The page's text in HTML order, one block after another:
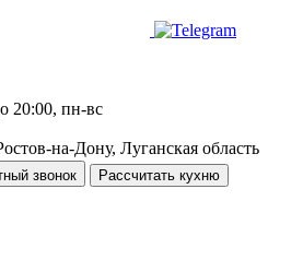
20:00, пн-вс
на-Дону, Луганская область
звонок Рассчитать кухню